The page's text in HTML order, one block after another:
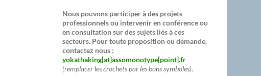
Nous pouvons participer à des projets
professionnels ou intervenir en conférence ou
en consultation sur des sujets liés à ces
secteurs. Pour toute proposition ou demande,
contactez nous :
yokathaking[at]assomonotype[point].fr
(remplacer les crochets par les bons symboles).